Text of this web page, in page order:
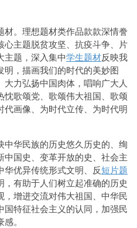
。理想题材类作品款款深情誊
主题脱贫攻坚、抗疫斗争、片
主题，深入集中学生题材反映我
，描画我们的时代的美妙图
力弘扬中国肉体，唱响广大人
歌颂党、歌颂伟大祖国、歌颂
代画像、为时代立传、为时代明
中华民族的历史悠久历史的、绚
国史、变革开放的史、社会主
华优异传统形式文明、反短片题
有助于人们树立起准确的历史
增进交流对伟大祖国、中华民
特征社会主义的认同，加强民
。